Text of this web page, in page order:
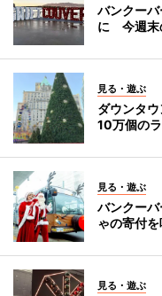
バンクー
に 今週末
見る・遊ぶ
ダウンタ
10万個の
見る・遊ぶ
バンクー
ゃの寄付
見る・遊ぶ